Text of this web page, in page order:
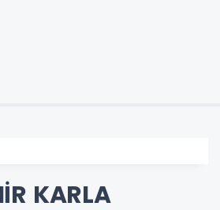
KARLA